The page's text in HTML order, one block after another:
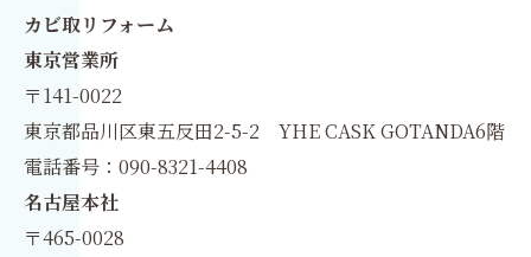
カビ取リフォーム
東京営業所
〒141-0022
東京都品川区東五反田2-5-2 YHE CASK GOTANDA6階
電話番号：090-8321-4408
名古屋本社
〒465-0028